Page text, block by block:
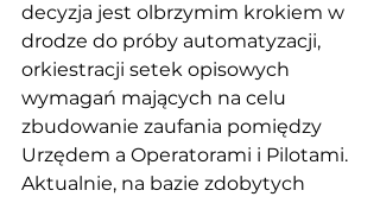
decyzja jest olbrzymim krokiem w
drodze do próby automatyzacji,
orkiestracji setek opisowych
wymagań mających na celu
zbudowanie zaufania pomiędzy
Urzędem a Operatorami i Pilotami.
Aktualnie, na bazie zdobytych